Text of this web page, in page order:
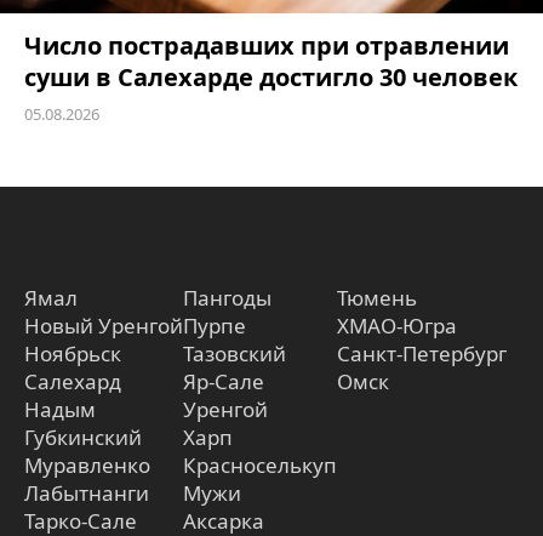
Число пострадавших при отравлении
суши в Салехарде достигло 30 человек
05.08.2026
Ямал
Новый Уренгой
Ноябрьск
Салехард
Надым
Губкинский
Муравленко
Лабытнанги
Тарко-Сале
Пангоды
Пурпе
Тазовский
Яр-Сале
Уренгой
Харп
Красноселькуп
Мужи
Аксарка
Тюмень
ХМАО-Югра
Санкт-Петербург
Омск